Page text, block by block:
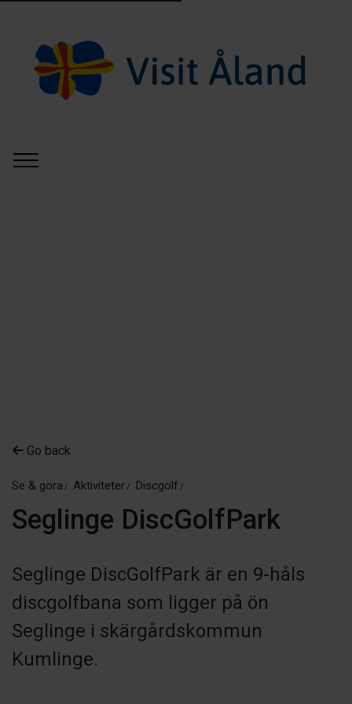
Go back
Se & göra Aktiviteter Discgolf
Seglinge DiscGolfPark
Seglinge DiscGolfPark är en 9-håls
discgolfbana som ligger på ön
Seglinge i skärgårdskommun
Kumlinge.